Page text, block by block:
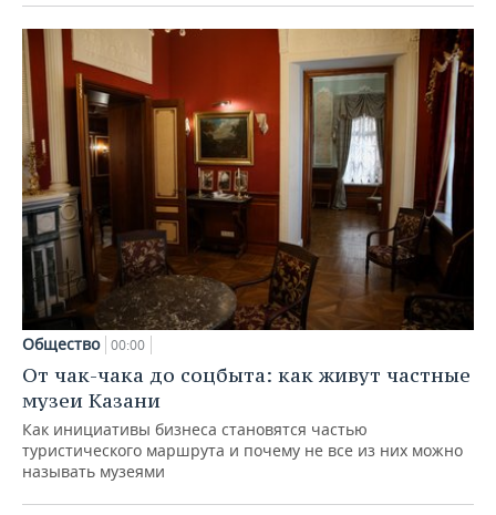
Общество 00:00
От чак-чака до соцбыта: как живут частные
музеи Казани
Как инициативы бизнеса становятся частью
туристического маршрута и почему не все из них можно
называть музеями